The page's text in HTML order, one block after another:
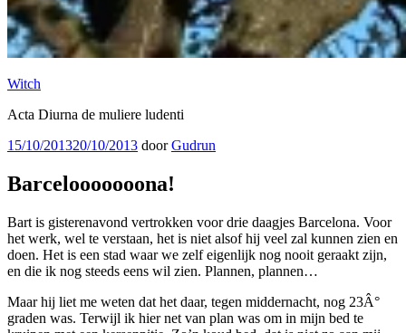
Witch
Acta Diurna de muliere ludenti
Geplaatst
15/10/201320/10/2013 doorGudrun
Barcelooooooona!
Bart is gisterenavond vertrokken voor drie daagjes Barcelona. Voor
het werk, wel te verstaan, het is niet alsof hij veel zal kunnen zien en
doen. Het is een stad waar we zelf eigenlijk nog nooit geraakt zijn,
en die ik nog steeds eens wil zien. Plannen, plannen…
Maar hij liet me weten dat het daar, tegen middernacht, nog 23Â°
graden was. Terwijl ik hier net van plan was om in mijn bed te